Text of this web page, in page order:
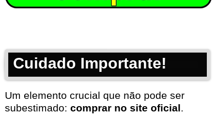
Cuidado Importante!
Um elemento crucial que não pode ser
subestimado: comprar no site oficial.